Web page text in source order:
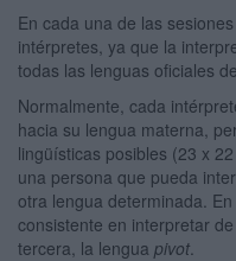
En cada una de las
intérpretes, ya que la
todas las lenguas oficiales
Normalmente, cada
hacia su lengua materna,
lingüísticas posibles (23 x
una persona que pueda
otra lengua determinada.
consistente en interpretar
tercera, la lengua pivot.